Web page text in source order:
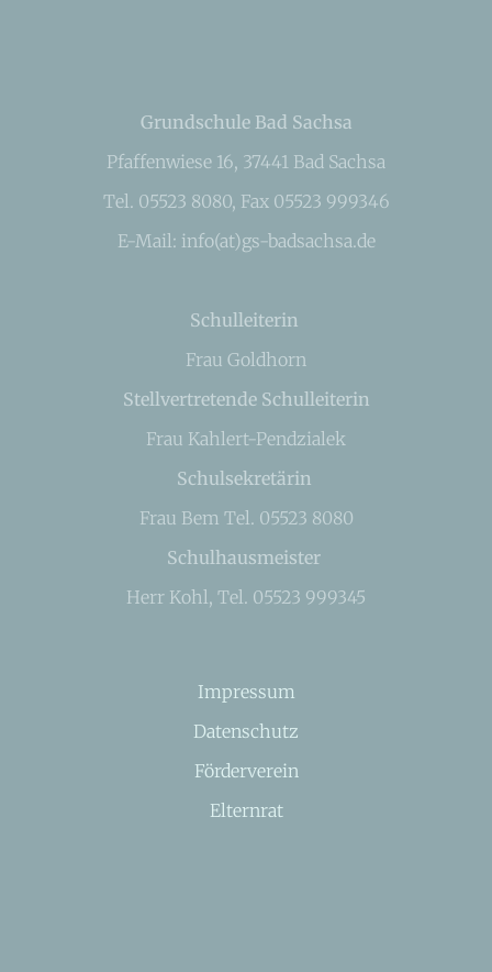
Grundschule Bad Sachsa
Pfaffenwiese 16, 37441 Bad Sachsa
Tel. 05523 8080, Fax 05523 999346
E-Mail: info(at)gs-badsachsa.de
Schulleiterin
Frau Goldhorn
Stellvertretende Schulleiterin
Frau Kahlert-Pendzialek
Schulsekretärin
Frau Bem Tel. 05523 8080
Schulhausmeister
Herr Kohl, Tel. 05523 999345
Impressum
Datenschutz
Förderverein
Elternrat